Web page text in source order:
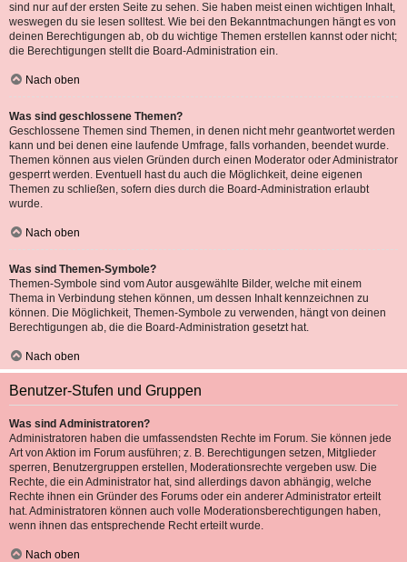
sind nur auf der ersten Seite zu sehen. Sie haben meist einen wichtigen Inhalt,
weswegen du sie lesen solltest. Wie bei den Bekanntmachungen hängt es von
deinen Berechtigungen ab, ob du wichtige Themen erstellen kannst oder nicht;
die Berechtigungen stellt die Board-Administration ein.
Nach oben
Was sind geschlossene Themen?
Geschlossene Themen sind Themen, in denen nicht mehr geantwortet werden
kann und bei denen eine laufende Umfrage, falls vorhanden, beendet wurde.
Themen können aus vielen Gründen durch einen Moderator oder Administrator
gesperrt werden. Eventuell hast du auch die Möglichkeit, deine eigenen
Themen zu schließen, sofern dies durch die Board-Administration erlaubt
wurde.
Nach oben
Was sind Themen-Symbole?
Themen-Symbole sind vom Autor ausgewählte Bilder, welche mit einem
Thema in Verbindung stehen können, um dessen Inhalt kennzeichnen zu
können. Die Möglichkeit, Themen-Symbole zu verwenden, hängt von deinen
Berechtigungen ab, die die Board-Administration gesetzt hat.
Nach oben
Benutzer-Stufen und Gruppen
Was sind Administratoren?
Administratoren haben die umfassendsten Rechte im Forum. Sie können jede
Art von Aktion im Forum ausführen; z. B. Berechtigungen setzen, Mitglieder
sperren, Benutzergruppen erstellen, Moderationsrechte vergeben usw. Die
Rechte, die ein Administrator hat, sind allerdings davon abhängig, welche
Rechte ihnen ein Gründer des Forums oder ein anderer Administrator erteilt
hat. Administratoren können auch volle Moderationsberechtigungen haben,
wenn ihnen das entsprechende Recht erteilt wurde.
Nach oben